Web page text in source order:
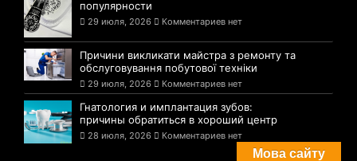
популярности
29 июля, 2026 Комментариев нет
Причини викликати майстра з ремонту та
обслуговування побутової техніки
29 июля, 2026 Комментариев нет
Гнатология и имплантация зубов:
причины обратиться в хороший центр
28 июля, 2026 Комментариев нет
Мова сайту